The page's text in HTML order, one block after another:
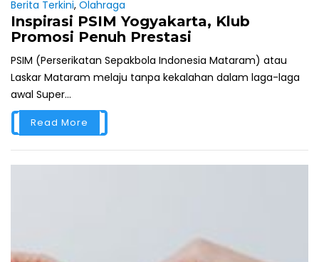
Berita Terkini, Olahraga
Inspirasi PSIM Yogyakarta, Klub
Promosi Penuh Prestasi
PSIM (Perserikatan Sepakbola Indonesia Mataram) atau
Laskar Mataram melaju tanpa kekalahan dalam laga-laga
awal Super...
Read More